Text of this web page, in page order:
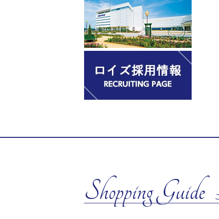
Shopping Guide